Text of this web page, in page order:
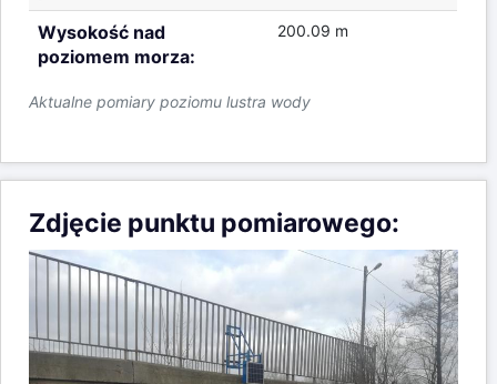
Aktualne pomiary poziomu lustra wody
Wysokość nad
poziomem morza:
200.09 m
Zdjęcie punktu pomiarowego: